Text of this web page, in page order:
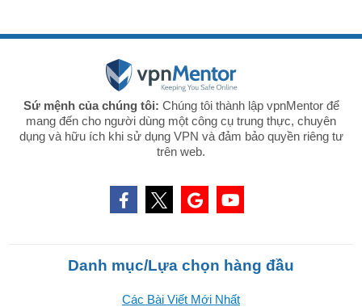
Sứ mệnh của chúng tôi: Chúng tôi thành lập vpnMentor để
mang đến cho người dùng một công cụ trung thực, chuyên
dụng và hữu ích khi sử dụng VPN và đảm bảo quyền riêng tư
trên web.
Danh mục/Lựa chọn hàng đầu
Các Bài Viết Mới Nhất